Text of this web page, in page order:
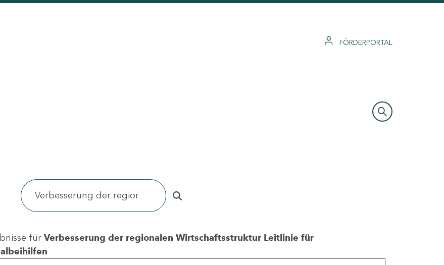
FÖRDERPORTAL
für Verbesserung der regionalen Wirtschaftsstruktur Leitlinie für